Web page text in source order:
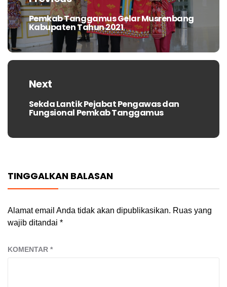
Previous
post:
Pemkab Tanggamus Gelar Musrenbang
Kabupaten Tahun 2021
Next
Next
post:
Sekda Lantik Pejabat Pengawas dan
Fungsional Pemkab Tanggamus
TINGGALKAN BALASAN
Alamat email Anda tidak akan dipublikasikan. Ruas yang
wajib ditandai *
KOMENTAR *